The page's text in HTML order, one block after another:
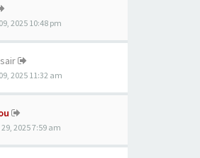
2025 10:48 pm
2025 11:32 am
2025 7:59 am